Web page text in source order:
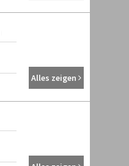
Alles zeigen